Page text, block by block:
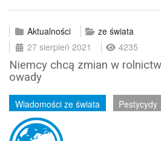
Aktualności
ze świata
27 sierpień 2021
4235
Niemcy chcą zmian w
owady
Wiadomości ze świata Pestycydy